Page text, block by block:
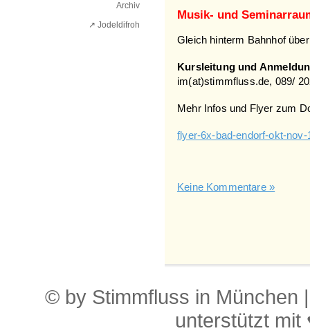
Archiv
↗ Jodeldifroh︎
Musik- und
Gleich hinterm Bahnhof
Kursleitung und
im(at)stimmfluss.de, 089/
Mehr Infos und Flyer zum
flyer-6x-bad-endorf-okt-nov-
Keine Kommentare »
© by Stimmfluss in München
unterstützt